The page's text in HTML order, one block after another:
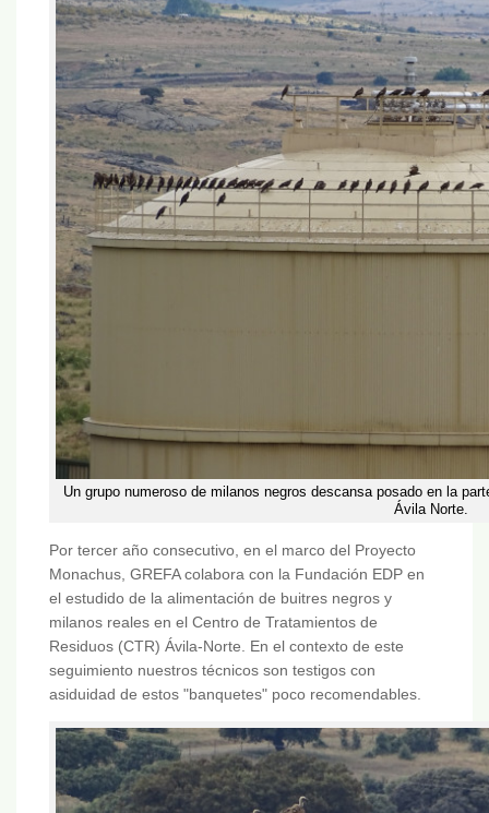
Un grupo numeroso de milanos negros descansa posado en la
Ávila Norte.
Por tercer año consecutivo, en el marco del Proyecto
Monachus, GREFA colabora con la Fundación EDP en
el estudido de la alimentación de buitres negros y
milanos reales en el Centro de Tratamientos de
Residuos (CTR) Ávila-Norte. En el contexto de este
seguimiento nuestros técnicos son testigos con
asiduidad de estos "banquetes" poco recomendables.